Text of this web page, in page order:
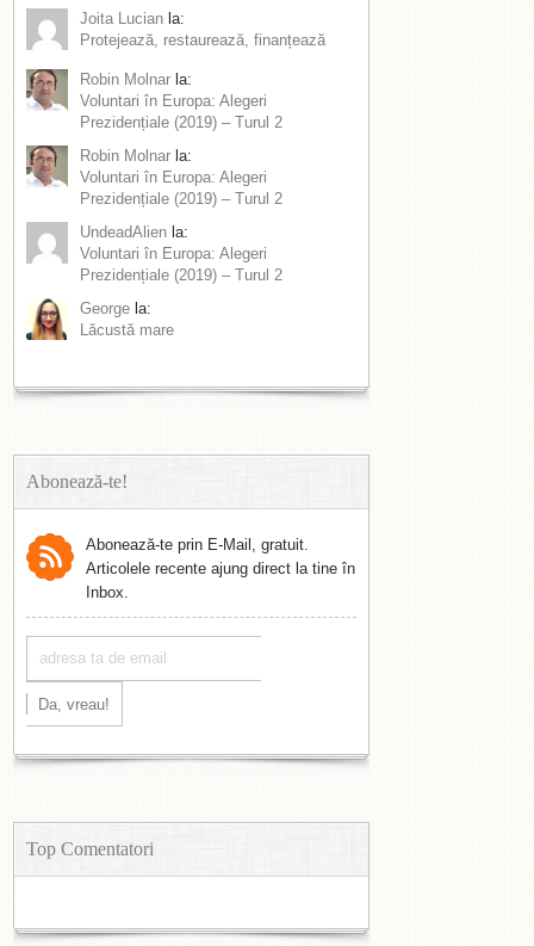
Joita Lucian la:
Protejează, restaurează, finanțează
Robin Molnar la:
Voluntari în Europa: Alegeri
Prezidențiale (2019) – Turul 2
Robin Molnar la:
Voluntari în Europa: Alegeri
Prezidențiale (2019) – Turul 2
UndeadAlien la:
Voluntari în Europa: Alegeri
Prezidențiale (2019) – Turul 2
George la:
Lăcustă mare
Abonează-te!
Abonează-te prin E-Mail, gratuit.
Articolele recente ajung direct la tine în
Inbox.
Top Comentatori